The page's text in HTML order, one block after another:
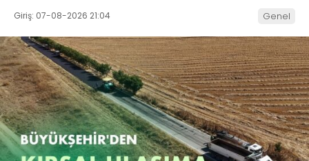
Giriş: 07-08-2026 21:04 Genel